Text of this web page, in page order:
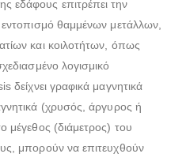
εδάφους επιτρέπει την
θαμμένων μετάλλων,
και κοιλοτήτων, όπως
λογισμικό
γραφικά μαγνητικά
(χρυσός, άργυρος ή
μέγεθος (διάμετρος) του
μπορούν να επιτευχθούν